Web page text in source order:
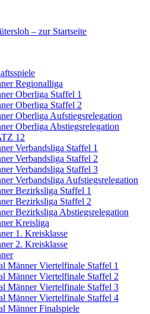
Regionalliga
Oberliga Staffel 1
Oberliga Staffel 2
Oberliga Aufstiegsrelegation
Oberliga Abstiegsrelegation
12
Verbandsliga Staffel 1
Verbandsliga Staffel 2
Verbandsliga Staffel 3
Verbandsliga Aufstiegsrelegation
Bezirksliga Staffel 1
Bezirksliga Staffel 2
Bezirksliga Abstiegsrelegation
Kreisliga
1. Kreisklasse
2. Kreisklasse
Männer Viertelfinale Staffel 1
Männer Viertelfinale Staffel 2
Männer Viertelfinale Staffel 3
Männer Viertelfinale Staffel 4
Männer Finalspiele